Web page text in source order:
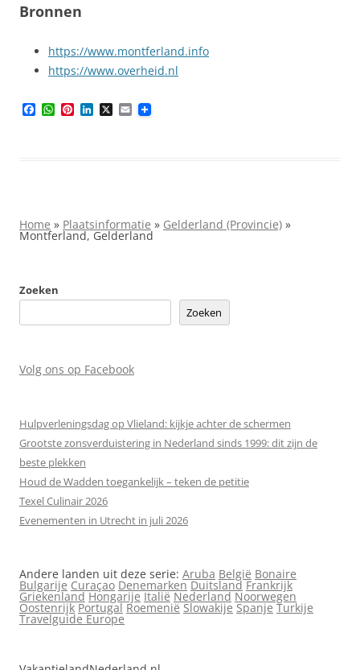
Bronnen
https://www.montferland.info
https://www.overheid.nl
W P X E
m
Home » Plaatsinformatie » Gelderland (Provincie) »
Montferland, Gelderland
Zoeken
Zoeken
Volg ons op Facebook
Hulpverleningsdag op Vlieland: kijkje achter de schermen
Grootste zonsverduistering in Nederland sinds 1999: dit zijn de
beste plekken
Houd de Wadden toegankelijk – teken de petitie
Texel Culinair 2026
Evenementen in Utrecht in juli 2026
Andere landen uit deze serie: Aruba België Bonaire
Bulgarije Curaçao Denemarken Duitsland Frankrijk
Griekenland Hongarije Italië Nederland Noorwegen
Oostenrijk Portugal Roemenië Slowakije Spanje Turkije
Travelguide Europe